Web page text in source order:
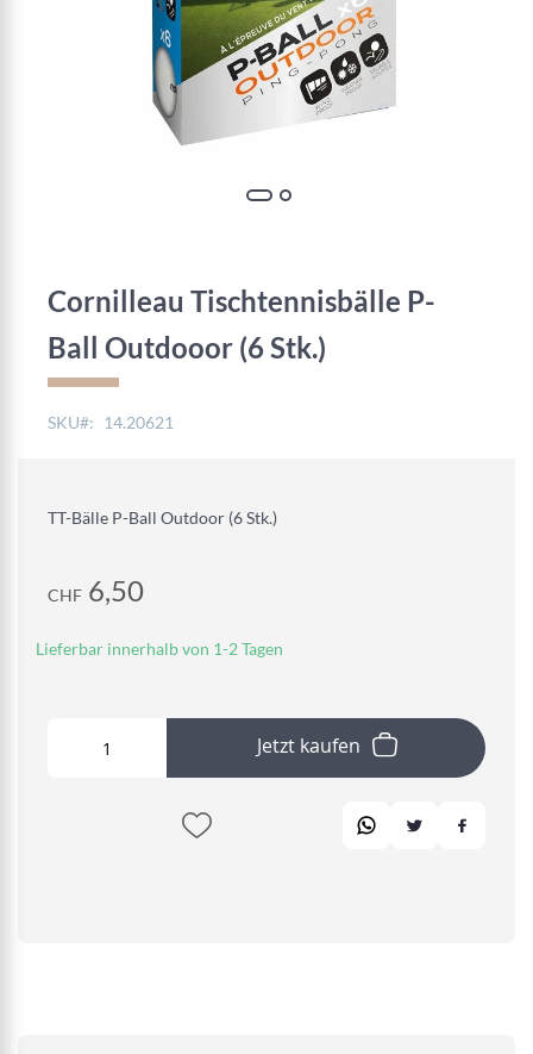
Cornilleau Tischtennisbälle P-
Ball Outdooor (6 Stk.)
SKU 14.20621
TT-Bälle P-Ball Outdoor (6 Stk.)
CHF 6,50
Lieferbar innerhalb von 1-2 Tagen
Jetzt kaufen
Bildgalerie